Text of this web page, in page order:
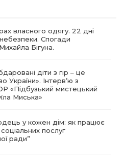
власного одягу. 22 дні
Спогади
Бігуна.
діти з гір – це
України». Інтервʼю з
«Підбузький мистецький
Миська»
у кожен дім: як працює
послуг
ради”